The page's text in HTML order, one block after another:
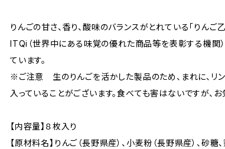
りんごの甘さ、香り、酸味のバランスがとれている「りんご乙
ITQi（世界中にある味覚の優れた商品等を表彰する機関
ています。
※ご注意 生のりんごを活かした製品のため、まれに、リン
入っていることがございます。食べても害はないですが、お
【内容量】８枚入り
【原材料名】りんご（長野県産）、小麦粉（長野県産）、砂糖